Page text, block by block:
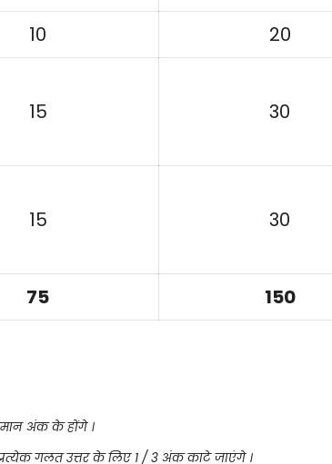
10
20
15 30
15 30
75 150
अंक के होंगे ।
गलत उत्तर के लिए 1 / 3 अंक काटे जाएंगे ।